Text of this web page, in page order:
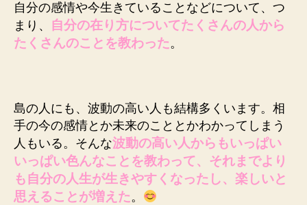
自分の感情や今生きていることなどについて、つ
まり、 自分の在り方についてたくさんの人から
たくさんのことを教わった。
島の人にも、波動の高い人も結構多くいます。相
手の今の感情とか未来のこととかわかってしまう
人もいる。そんな波動の高い人からもいっぱい
いっぱい色んなことを教わって、それまでより
も自分の人生が生きやすくなったし、楽しいと
思えることが増えた。